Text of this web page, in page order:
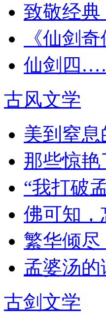
致敬经
《仙剑
仙剑四
古风文学
美到窒息
那些惊
“我打破
佛可知
繁华倾
孟婆汤的
古剑文学